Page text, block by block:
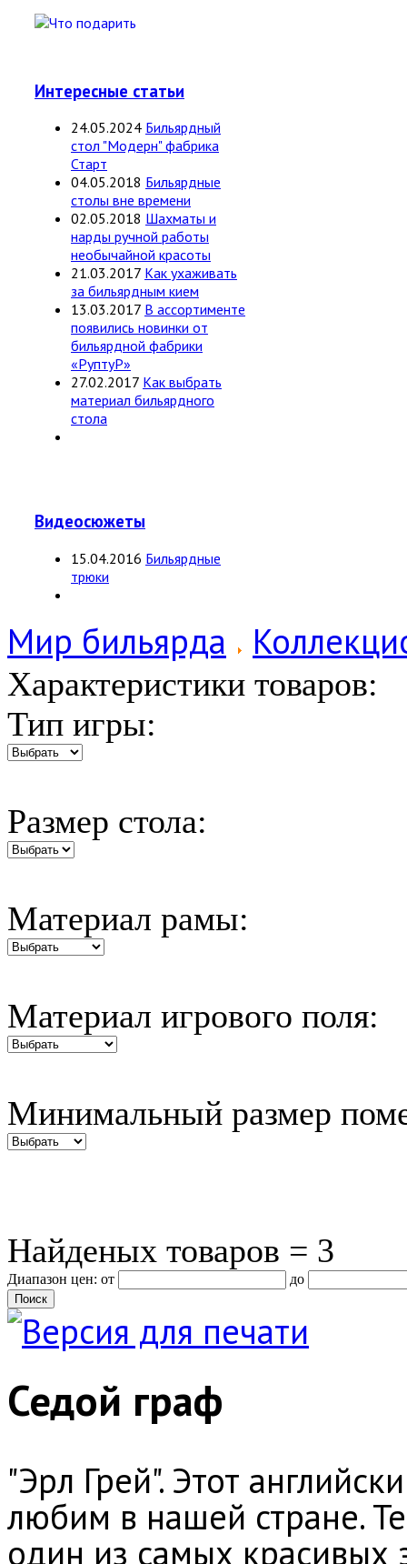
Интересные статьи
24.05.2024 Бильярдный
стол "Модерн" фабрика
Старт
04.05.2018 Бильярдные
столы вне времени
02.05.2018 Шахматы и
нарды ручной работы
необычайной красоты
21.03.2017 Как ухаживать
за бильярдным кием
13.03.2017 В ассортименте
появились новинки от
бильярдной фабрики
«РуптуР»
27.02.2017 Как выбрать
материал бильярдного
стола
Видеосюжеты
15.04.2016 Бильярдные
трюки
Мир бильярда
Характеристики товаров:
Тип игры:
Размер стола:
Материал рамы:
Материал игрового поля:
Минимальный размер
Найденых товаров = 3
Диапазон цен: от до
Седой граф
"Эрл Грей". Этот
любим в нашей стране.
один из самых красивых